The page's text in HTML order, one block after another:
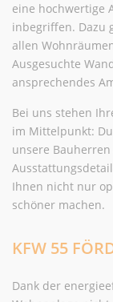
eine hochwertige
inbegriffen. Dazu
allen
Ausgesuchte
ansprechendes
Bei uns stehen
im Mittelpunkt:
unsere
Ihnen nicht nur
schöner machen.
KFW 55
Dank der